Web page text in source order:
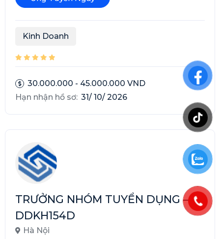
Kinh Doanh
30.000.000 - 45.000.000 VND
Hạn nhận hồ sơ: 31/ 10/ 2026
TRƯỞNG NHÓM TUYỂN DỤNG –
DDKH154D
Hà Nội